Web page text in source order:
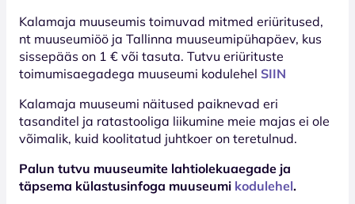
Kalamaja muuseumis toimuvad mitmed eriüritused,
nt muuseumiöö ja Tallinna muuseumipühapäev, kus
sissepääs on 1 € või tasuta. Tutvu eriürituste
toimumisaegadega muuseumi kodulehel SIIN
Kalamaja muuseumi näitused paiknevad eri
tasanditel ja ratastooliga liikumine meie majas ei ole
võimalik, kuid koolitatud juhtkoer on teretulnud.
Palun tutvu muuseumite lahtiolekuaegade ja
täpsema külastusinfoga muuseumi kodulehel.